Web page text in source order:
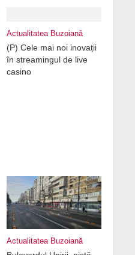
Actualitatea Buzoiană
(P) Cele mai noi inovații
în streamingul de live
casino
Actualitatea Buzoiană